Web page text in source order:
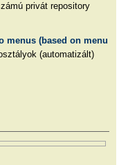
privát repository
menus (based on menu
(automatizált)